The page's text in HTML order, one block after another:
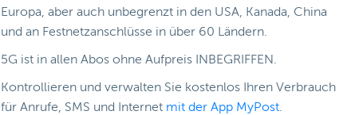
Europa, aber auch unbegrenzt in den USA, Kanada, China
und an Festnetzanschlüsse in über 60 Ländern.
5G ist in allen Abos ohne Aufpreis INBEGRIFFEN.
Kontrollieren und verwalten Sie kostenlos Ihren Verbrauch
für Anrufe, SMS und Internet mit der App MyPost.